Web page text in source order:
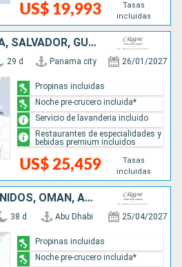
US$ 19,993
Tasas
incluidas
PANAMÁ, COSTA RICA, SALVADOR, GUATEMALA, MÉXICO, ESTADOS UNIDOS, FRANCIA
29 d Panama city 26/01/2027
US$ 25,459
Tasas
incluidas
Propinas incluidas
Noche pre-crucero incluida*
Servicio de lavanderia incluido
Restaurantes de especialidades y
bebidas premium incluidos
EMIRATOS ÁRABES UNIDOS, OMAN, ARABIA SAUDÍ, EGIPTO, JORDANIA, ISRAEL, CHIPRE, TURQUÍA, GRECIA, ITALIA, ESPAÑA, MARRUECOS, CANADÁ, ESTADOS UNIDOS
38 d Abu Dhabi 25/04/2027
Propinas incluidas
Noche pre-crucero incluida*